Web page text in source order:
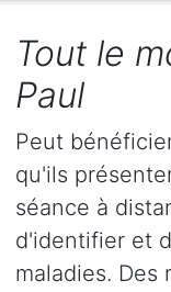
Tout le
Paul
Peut
qu'ils
séance à
d'identifier et
maladies.